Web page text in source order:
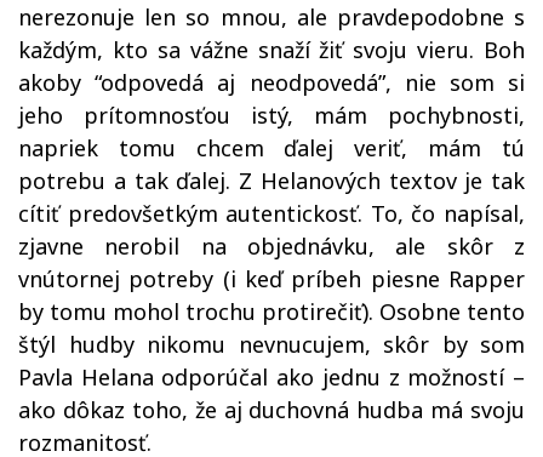
nerezonuje len so mnou, ale pravdepodobne s
každým, kto sa vážne snaží žiť svoju vieru. Boh
akoby “odpovedá aj neodpovedá”, nie som si
jeho prítomnosťou istý, mám pochybnosti,
napriek tomu chcem ďalej veriť, mám tú
potrebu a tak ďalej. Z Helanových textov je tak
cítiť predovšetkým autentickosť. To, čo napísal,
zjavne nerobil na objednávku, ale skôr z
vnútornej potreby (i keď príbeh piesne Rapper
by tomu mohol trochu protirečiť). Osobne tento
štýl hudby nikomu nevnucujem, skôr by som
Pavla Helana odporúčal ako jednu z možností –
ako dôkaz toho, že aj duchovná hudba má svoju
rozmanitosť.